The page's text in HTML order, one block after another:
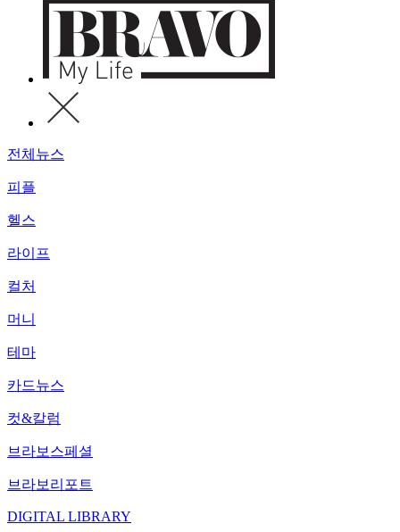
전체뉴스
피플
헬스
라이프
컬처
머니
테마
카드뉴스
컷&칼럼
브라보스페셜
브라보리포트
DIGITAL LIBRARY